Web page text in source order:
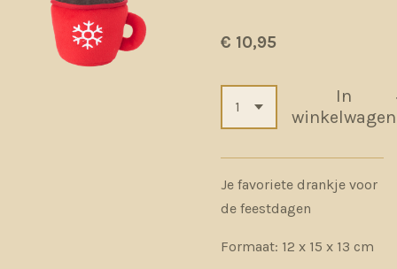
€ 10,95
In
winkelwagen
Je favoriete drankje voor
de feestdagen
Formaat: 12 x 15 x 13 cm